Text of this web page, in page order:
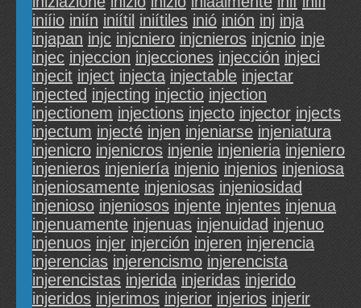
iniíio iniín iniítil iniítiles inió inión inj inja
injapan injc injcniero injcnieros injcnio inje
injec injeccion injecciones injección injeci
injecit inject injecta injectable injectar
injected injecting injectio injection
injectionem injections injecto injector injects
injectum injecté injen injeniarse injeniatura
injenicro injenicros injenie injenieria injeniero
injenieros injeniería injenio injenios injeniosa
injeniosamente injeniosas injeniosidad
injenioso injeniosos injente injentes injenua
injenuamente injenuas injenuidad injenuo
injenuos injer injerción injeren injerencia
injerencias injerencismo injerencista
injerencistas injerida injeridas injerido
injeridos injerimos injerior injerios injerir